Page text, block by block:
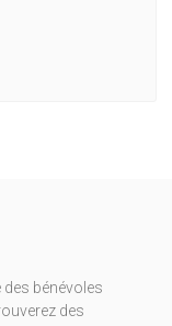
bénévoles
des